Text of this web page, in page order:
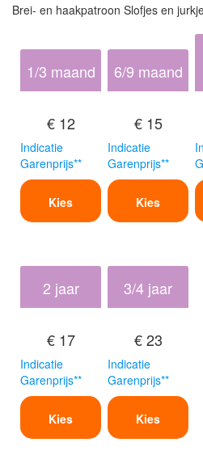
Brei- en haakpatroon Slofjes en
1/3 maand
€ 12
Indicatie
Garenprijs**
Kies
6/9 maand
€ 15
Indicatie
Garenprijs**
Kies
2 jaar
€ 17
Indicatie
Garenprijs**
Kies
3/4 jaar
€ 23
Indicatie
Garenprijs**
Kies